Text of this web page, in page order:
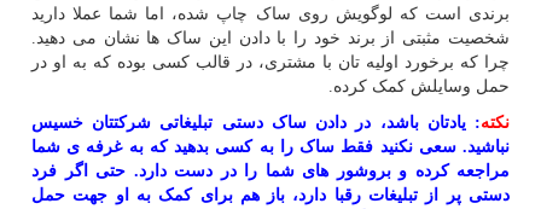
برندی است که لوگویش روی ساک چاپ شده، اما شما عملا دارید
شخصیت مثبتی از برند خود را با دادن این ساک ها نشان می دهید.
چرا که برخورد اولیه تان با مشتری، در قالب کسی بوده که به او در
حمل وسایلش کمک کرده.
نکته: یادتان باشد، در دادن ساک دستی تبلیغاتی شرکتتان خسیس
نباشید. سعی نکنید فقط ساک را به کسی بدهید که به غرفه ی شما
مراجعه کرده و بروشور های شما را در دست دارد. حتی اگر فرد
دستی پر از تبلیغات رقبا دارد، باز هم برای کمک به او جهت حمل